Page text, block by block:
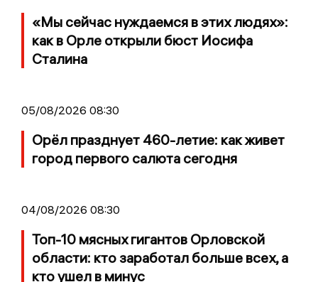
«Мы сейчас нуждаемся в этих людях»:
как в Орле открыли бюст Иосифа
Сталина
05/08/2026 08:30
Орёл празднует 460-летие: как живет
город первого салюта сегодня
04/08/2026 08:30
Топ-10 мясных гигантов Орловской
области: кто заработал больше всех, а
кто ушел в минус